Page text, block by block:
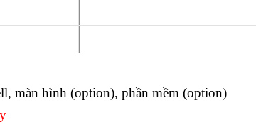
hình (option), phần mềm (option)